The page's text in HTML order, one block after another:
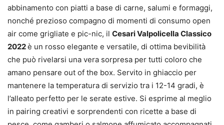
abbinamento con piatti a base di carne, salumi e formaggi,
nonché prezioso compagno di momenti di consumo open
air come grigliate e pic-nic, il Cesari Valpolicella Classico
2022è un rosso elegante e versatile, di ottima bevibilità
che può rivelarsi una vera sorpresa per tutti coloro che
amano pensare out of the box. Servito in ghiaccio per
mantenere la temperatura di servizio tra i 12-14 gradi, è
l’alleato perfetto per le serate estive. Si esprime al meglio
in pairing creativi e sorprendenti con ricette a base di